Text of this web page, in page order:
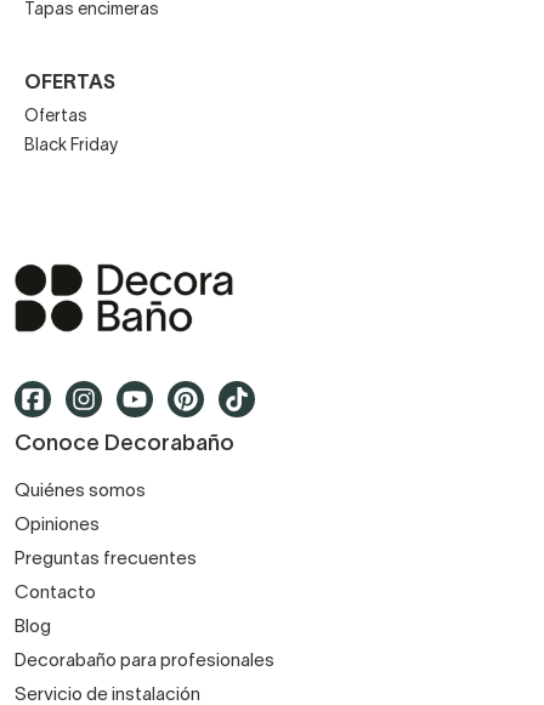
Tapas encimeras
OFERTAS
Ofertas
Black Friday
Conoce Decorabaño
Quiénes somos
Opiniones
Preguntas frecuentes
Contacto
Blog
Decorabaño para profesionales
Servicio de instalación